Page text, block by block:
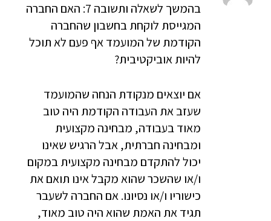
בהמשך לשאלה ותשובה 7: האם החברה
המגייסת לוקחת בחשבון שהחברה
הקודמת של המועמד אף פעם לא תוכל
להיות אוביקטיבית?
אם יוצאים מנקודת הנחה שהמועמד
שעזב את העבודה הקודמת היה טוב
מאוד בעבודה, מבחינה מקצועית
ומבחינה חברתית, אבל הרגיש שאינו
יכול להתקדם מבחינה מקצועית במקום
ו/או שהשכר שהוא מקבל אינו תואם את
כישוריו ו/או נסיונו. אם החברה לשעבר
תגיד את האמת שהוא היה טוב מאוד,